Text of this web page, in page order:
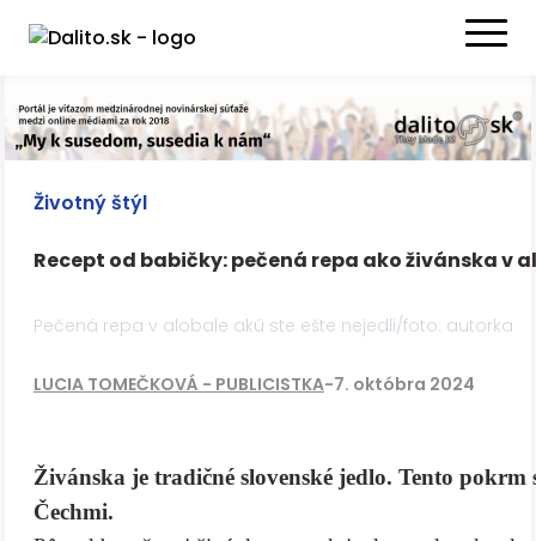
Životný štýl
Recept od babičky: pečená repa ako živánska v
Pečená repa v alobale akú ste ešte nejedli/foto: autorka
LUCIA TOMEČKOVÁ - PUBLICISTKA-7. októbra 2024
Živánska je tradičné slovenské jedlo. Tento
Čechmi.